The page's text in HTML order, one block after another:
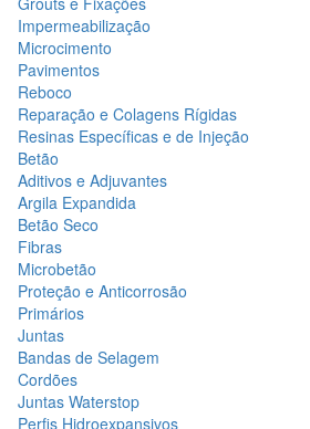
Impermeabilização
Microcimento
Pavimentos
Reboco
Reparação e Colagens Rígidas
Resinas Específicas e de Injeção
Betão
Aditivos e Adjuvantes
Argila Expandida
Betão Seco
Fibras
Microbetão
Proteção e Anticorrosão
Primários
Juntas
Bandas de Selagem
Cordões
Juntas Waterstop
Perfis Hidroexpansivos